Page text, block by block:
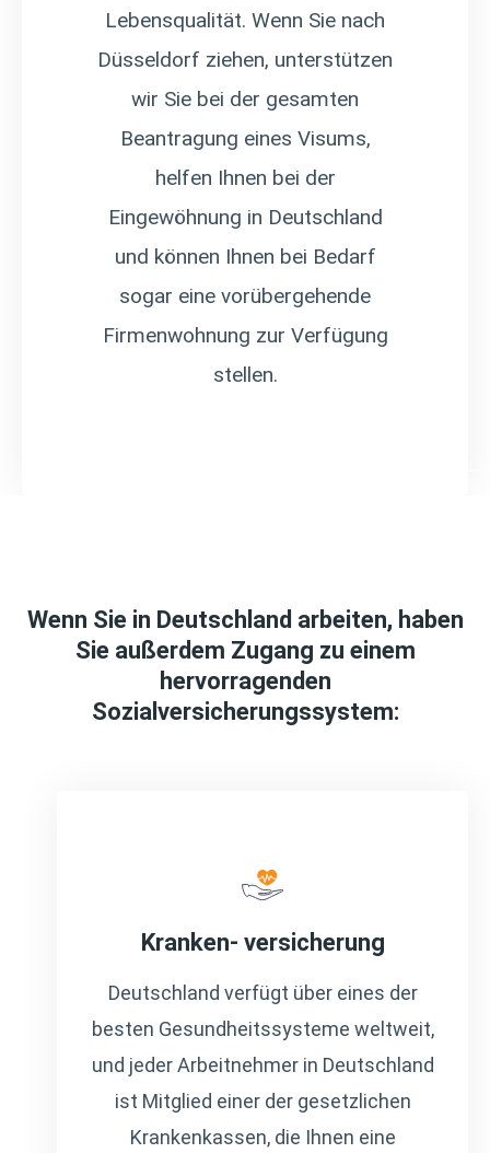
Lebensqualität. Wenn Sie nach
Düsseldorf ziehen, unterstützen
wir Sie bei der gesamten
Beantragung eines Visums,
helfen Ihnen bei der
Eingewöhnung in Deutschland
und können Ihnen bei Bedarf
sogar eine vorübergehende
Firmenwohnung zur Verfügung
stellen.
Wenn Sie in Deutschland arbeiten, haben
Sie außerdem Zugang zu einem
hervorragenden
Sozialversicherungssystem:
Kranken- versicherung
Deutschland verfügt über eines der
besten Gesundheitssysteme weltweit,
und jeder Arbeitnehmer in Deutschland
ist Mitglied einer der gesetzlichen
Krankenkassen, die Ihnen eine